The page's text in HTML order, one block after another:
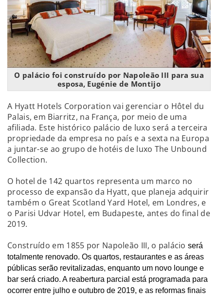
O palácio foi construído por Napoleão III para sua
esposa, Eugénie de Montijo
A Hyatt Hotels Corporation vai gerenciar o Hôtel du
Palais, em Biarritz, na França, por meio de uma
afiliada. Este histórico palácio de luxo será a terceira
propriedade da empresa no país e a sexta na Europa
a juntar-se ao grupo de hotéis de luxo The Unbound
Collection.
O hotel de 142 quartos representa um marco no
processo de expansão da Hyatt, que planeja adquirir
também o Great Scotland Yard Hotel, em Londres, e
o Parisi Udvar Hotel, em Budapeste, antes do final de
2019.
Construído em 1855 por Napoleão III, o palácioserá
totalmente renovado. Os quartos, restaurantes e as áreas
públicas serão revitalizadas, enquanto um novo lounge e
bar será criado. A reabertura parcial está programada para
ocorrer entre julho e outubro de 2019, e as reformas finais